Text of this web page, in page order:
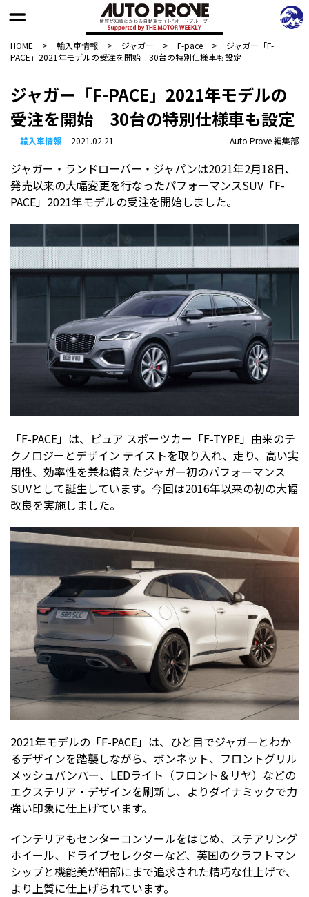
HOME > 輸入車情報 > ジャガー > F-pace >
ジャガー「F-
PACE」2021年モデルの受注を開始 30台の特別仕様車も設定
ジャガー「F-PACE」2021年モデルの
受注を開始 30台の特別仕様車も設定
輸入車情報 2021.02.21 Auto Prove 編集部
ジャガー・ランドローバー・ジャパンは2021年2月18日、
発売以来の大幅変更を行なったパフォーマンスSUV「F-
PACE」2021年モデルの受注を開始しました。
「F-PACE」は、ピュア スポーツカー「F-TYPE」由来のテ
クノロジーとデザイン テイストを取り入れ、走り、高い実
用性、効率性を兼ね備えたジャガー初のパフォーマンス
SUVとして誕生しています。今回は2016年以来の初の大幅
改良を実施しました。
2021年モデルの「F-PACE」は、ひと目でジャガーとわか
るデザインを踏襲しながら、ボンネット、フロントグリル
メッシュバンパー、LEDライト（フロント＆リヤ）などの
エクステリア・デザインを刷新し、よりダイナミックで力
強い印象に仕上げています。
インテリアもセンターコンソールをはじめ、ステアリング
ホイール、ドライブセレクターなど、英国のクラフトマン
シップと機能美が細部にまで追求された精巧な仕上げで、
より上質に仕上げられています。